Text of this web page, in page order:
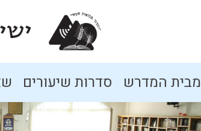
מבית המדרש סדרות שיעורים